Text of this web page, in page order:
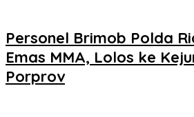
Personel Brimob Polda
Emas MMA, Lolos ke
Porprov